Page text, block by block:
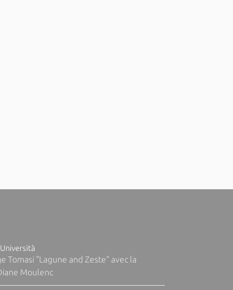
Tomasi "Lagune and Zeste" avec la
Moulenc